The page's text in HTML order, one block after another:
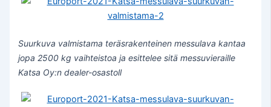
Suurkuva valmistama teräsrakenteinen messulava kantaa
jopa 2500 kg vaihteistoa ja esittelee sitä messuvieraille
Katsa Oy:n dealer-osastoll